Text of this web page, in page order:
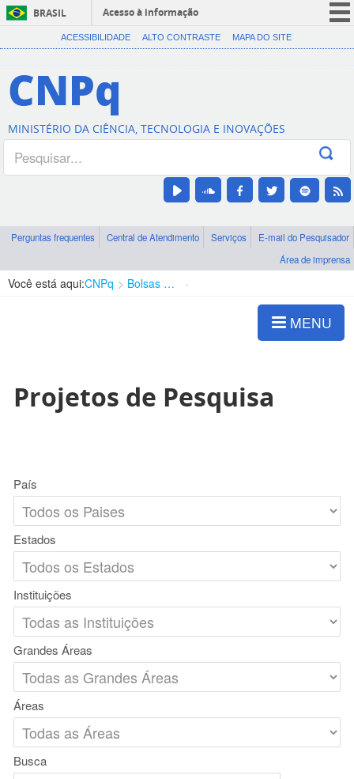
BRASIL
Acesso à informação
CORONAVÍRUS (COVID-19)
Canais
ACESSIBILIDADE ALTO CONTRASTE MAPA DO SITE
CNPq
MINISTÉRIO DA CIÊNCIA, TECNOLOGIA E INOVAÇÕES
Perguntas frequentes Central de Atendimento Serviços
E-mail do Pesquisador
Área de imprensa
Você está aqui:CNPq Bolsas e Auxílios Vigentes
MENU
Projetos de Pesquisa
País
Estados
Instituições
Grandes Áreas
Áreas
Busca